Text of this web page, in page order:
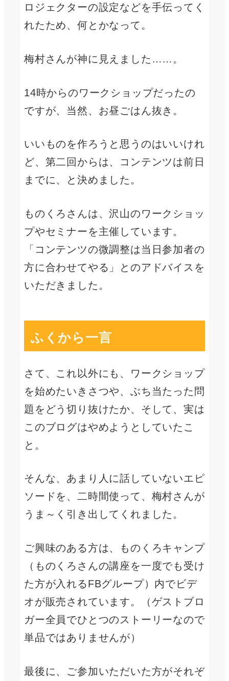
ロジェクターの設定などを手伝ってく
れたため、何とかなって。
梅村さんが神に見えました……。
14時からのワークショップだったの
ですが、当然、お昼ごはん抜き。
いいものを作ろうと思うのはいいけれ
ど、第二回からは、コンテンツは前日
までに、と決めました。
ものくろさんは、沢山のワークショッ
プやセミナーを主催しています。
「コンテンツの微調整は当日参加者の
方に合わせてやる」とのアドバイスを
いただきました。
ふくから一言
さて、これ以外にも、ワークショップ
を始めたいきさつや、ぶち当たった問
題をどう切り抜けたか、そして、実は
このブログはやめようとしていたこ
と。
そんな、あまり人に話していないエピ
ソードを、二時間使って、梅村さんが
うま～く引き出してくれました。
ご興味のある方は、ものくろキャンプ
（ものくろさんの講座を一度でも受け
た方が入れるFBグループ）内でビデ
オが販売されています。（ゲストブロ
ガー全員でひとつのストーリーなので
単品ではありませんが）
最後に、ご参加いただいた方がそれぞ